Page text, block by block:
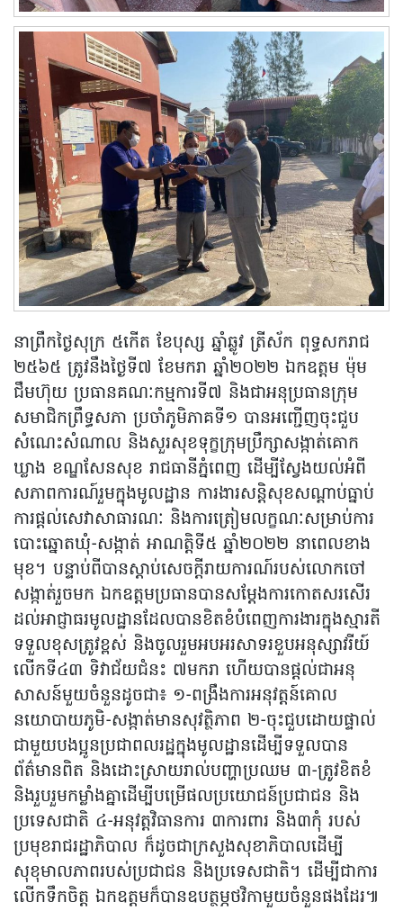
នាព្រឹកថ្ងៃសុក្រ ៥កើត ខែបុស្ស ឆ្នាំឆ្លូវ ត្រីស័ក ពុទ្ធសករាជ
២៥៦៥ ត្រូវនឹងថ្ងៃទី៧ ខែមករា ឆ្នាំ២០២២ ឯកឧត្តម ម៉ុម
ជឹមហ៊ុយ ប្រធានគណៈកម្មការទី៧ និងជាអនុប្រធានក្រុម
សមាជិកព្រឹទ្ធសភា ប្រចាំភូមិភាគទី១ បានអញ្ជើញចុះជួប
សំណេះសំណាល និងសួរសុខទុក្ខក្រុមប្រឹក្សាសង្កាត់គោក
ឃ្លាង ខណ្ឌសែនសុខ រាជធានីភ្នំពេញ ដើម្បីស្វែងយល់អំពី
សភាពការណ៍រួមក្នុងមូលដ្ឋាន ការងារសន្តិសុខសណ្តាប់ធ្នាប់
ការផ្តល់សេវាសាធារណៈ និងការត្រៀមលក្ខណៈសម្រាប់ការ
បោះឆ្នោតឃុំ-សង្កាត់ អាណត្តិទី៥ ឆ្នាំ២០២២ នាពេលខាង
មុខ។ បន្ទាប់ពីបានស្តាប់សេចក្តីរាយការណ៍របស់លោកចៅ
សង្កាត់រួចមក ឯកឧត្តមប្រធានបានសម្តែងការកោតសរសើរ
ដល់អាជ្ញាធរមូលដ្ឋានដែលបានខិតខំបំពេញការងារក្នុងស្មារតី
ទទួលខុសត្រូវខ្ពស់ និងចូលរួមអបអរសាទរខួបអនុស្សាវរីយ៍
លើកទី៤៣ ទិវាជ័យជំនះ ៧មករា ហើយបានផ្តល់ជាអនុ
សាសន៍មួយចំនួនដូចជា៖ ១-ពង្រឹងការអនុវត្តន៍គោល
នយោបាយភូមិ-សង្កាត់មានសុវត្ថិភាព ២-ចុះជួបដោយផ្ទាល់
ជាមួយបងប្អូនប្រជាពលរដ្ឋក្នុងមូលដ្ឋានដើម្បីទទួលបាន
ព័ត៌មានពិត និងដោះស្រាយរាល់បញ្ហាប្រឈម ៣-ត្រូវខិតខំ
និងរួបរួមកម្លាំងគ្នាដើម្បីបម្រើផលប្រយោជន៍ប្រជាជន និង
ប្រទេសជាតិ ៤-អនុវត្តវិធានការ ៣ការពារ និង៣កុំ របស់
ប្រមុខរាជរដ្ឋាភិបាល ក៏ដូចជាក្រសួងសុខាភិបាលដើម្បី
សុខុមាលភាពរបស់ប្រជាជន និងប្រទេសជាតិ។ ដើម្បីជាការ
លើកទឹកចិត្ត ឯកឧត្តមក៏បានឧបត្ថម្ភថវិកាមួយចំនួនផងដែរ៕